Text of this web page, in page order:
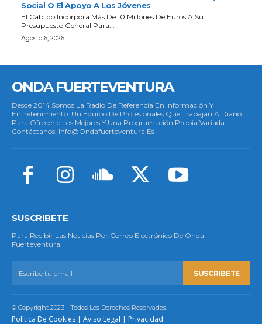
Social O El Apoyo A Los Jóvenes
El Cabildo Incorpora Más De 10 Millones De Euros A Su
Presupuesto General Para...
Agosto 6, 2026
ONDA FUERTEVENTURA
Desde 2014 Somos La Radio De Referencia En Información Y
Entretenimiento. Un Equipo De Profesionales Que Trabajan A Diario
Para Ofrecerle Los Mejores Y Una Programación Propia Variada.
Contáctanos: Info@ondafuerteventura.es
SUSCRIBETE
Para Recibir Las Noticias Por Correo Electrónico De Onda
Fuerteventura.
SUSCRIBETE
© Copyright 2023 - Todos Los Derechos Reservados.
Política De Cookies | Aviso Legal | Privacidad